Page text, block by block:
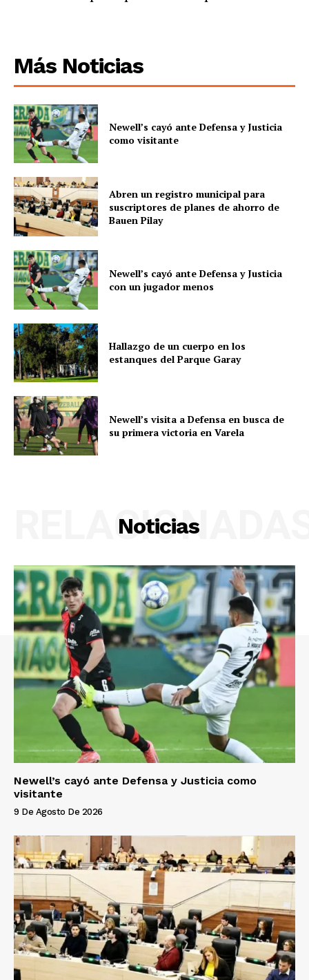
Más Noticias
Newell’s cayó ante Defensa y Justicia
como visitante
Abren un registro municipal para
suscriptores de planes de ahorro de
Bauen Pilay
Newell’s cayó ante Defensa y Justicia
con un jugador menos
Hallazgo de un cuerpo en los
estanques del Parque Garay
Newell’s visita a Defensa en busca de
su primera victoria en Varela
Noticias
Newell’s cayó ante Defensa y Justicia como
visitante
9 De Agosto De 2026